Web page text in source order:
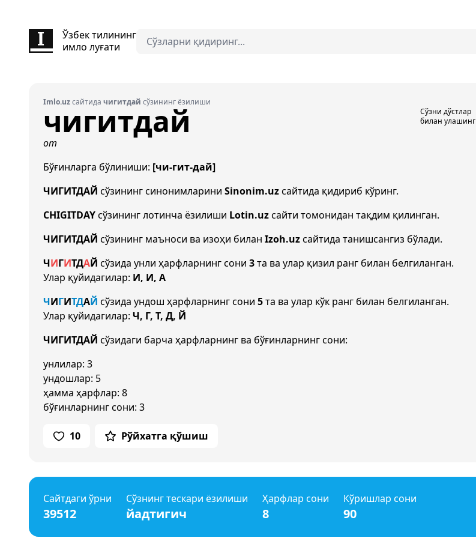
Ўзбек тилининг
имло луғати
Imlo.uzсайтида чигитдай сўзининг ёзилиши
чигитдай
Сўзни дўстлар
билан улашинг
от
Бўғинларга бўлиниши: [чи-гит-дай]
ЧИГИТДАЙ сўзининг синонимларини Sinonim.uzсайтида қидириб кўринг.
CHIGITDAYсўзининг лотинча ёзилиши Lotin.uzсайти томонидан тақдим қилинган.
ЧИГИТДАЙ сўзининг маъноси ва изоҳи билан Izoh.uzсайтида танишсангиз бўлади.
ЧИГИТДАЙ сўзида унли ҳарфларнинг сони 3та ва улар қизил ранг билан белгиланган.
Улар қуйидагилар: И, И, А
ЧИГИТДАЙ сўзида ундош ҳарфларнинг сони 5та ва улар кўк ранг билан белгиланган.
Улар қуйидагилар: Ч, Г, Т, Д, Й
ЧИГИТДАЙ сўзидаги барча ҳарфларнинг ва бўғинларнинг сони:
унлилар: 3
ундошлар: 5
ҳамма ҳарфлар: 8
бўғинларнинг сони: 3
10 Рўйхатга қўшиш
Сайтдаги ўрни
39512
Сўзнинг тескари ёзилиши
йадтигич
Ҳарфлар сони
8
Кўришлар сони
90